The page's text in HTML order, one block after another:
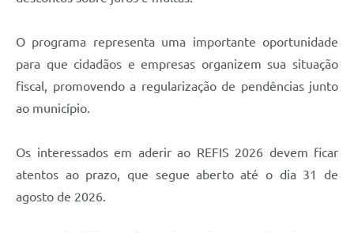
O programa representa uma importante oportunidade
para que cidadãos e empresas organizem sua situação
fiscal, promovendo a regularização de pendências junto
ao município.
Os interessados em aderir ao REFIS 2026 devem ficar
atentos ao prazo, que segue aberto até o dia 31 de
agosto de 2026.